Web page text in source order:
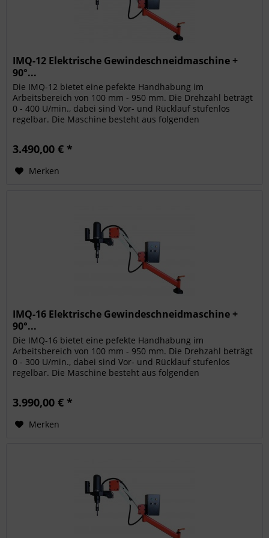
IMQ-12 Elektrische Gewindeschneidmaschine +
90°...
Die IMQ-12 bietet eine pefekte Handhabung im
Arbeitsbereich von 100 mm - 950 mm. Die Drehzahl beträgt
0 - 400 U/min., dabei sind Vor- und Rücklauf stufenlos
regelbar. Die Maschine besteht aus folgenden
3.490,00 € *
Merken
IMQ-16 Elektrische Gewindeschneidmaschine +
90°...
Die IMQ-16 bietet eine pefekte Handhabung im
Arbeitsbereich von 100 mm - 950 mm. Die Drehzahl beträgt
0 - 300 U/min., dabei sind Vor- und Rücklauf stufenlos
regelbar. Die Maschine besteht aus folgenden
3.990,00 € *
Merken